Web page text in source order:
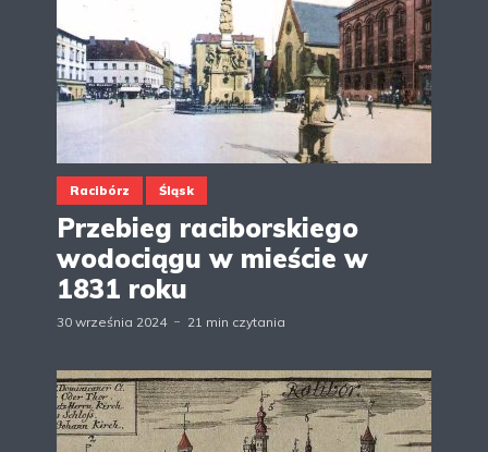
Racibórz Śląsk
Przebieg raciborskiego
wodociągu w mieście w
1831 roku
30 września 2024 21 min czytania